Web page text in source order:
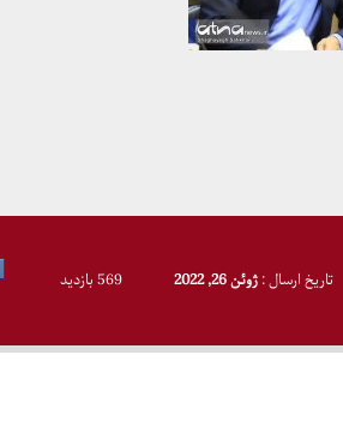
تاریخ ارسال :ژوئن 26, 2022 569 بازدید